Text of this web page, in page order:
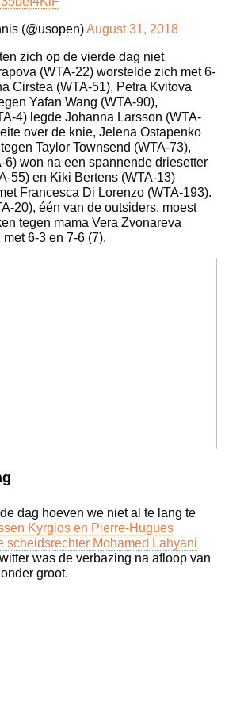
(@usopen)August 31, 2018
zich op de vierde dag niet
(WTA-22) worstelde zich met 6-
Cirstea (WTA-51), Petra Kvitova
Yafan Wang (WTA-90),
4) legde Johanna Larsson (WTA-
over de knie, Jelena Ostapenko
Taylor Townsend (WTA-73),
6) won na een spannende driesetter
55) en Kiki Bertens (WTA-13)
Francesca Di Lorenzo (WTA-193).
20), één van de outsiders, moest
tegen mama Vera Zvonareva
6-3 en 7-6 (7).
dag hoeven we niet al te lang te
Kyrgios en Pierre-Hugues
scheidsrechter Mohamed Lahyani
was de verbazing na afloop van
groot.